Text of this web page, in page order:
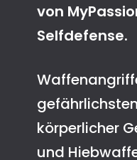
von
Selfdefense.
körperlicher
und